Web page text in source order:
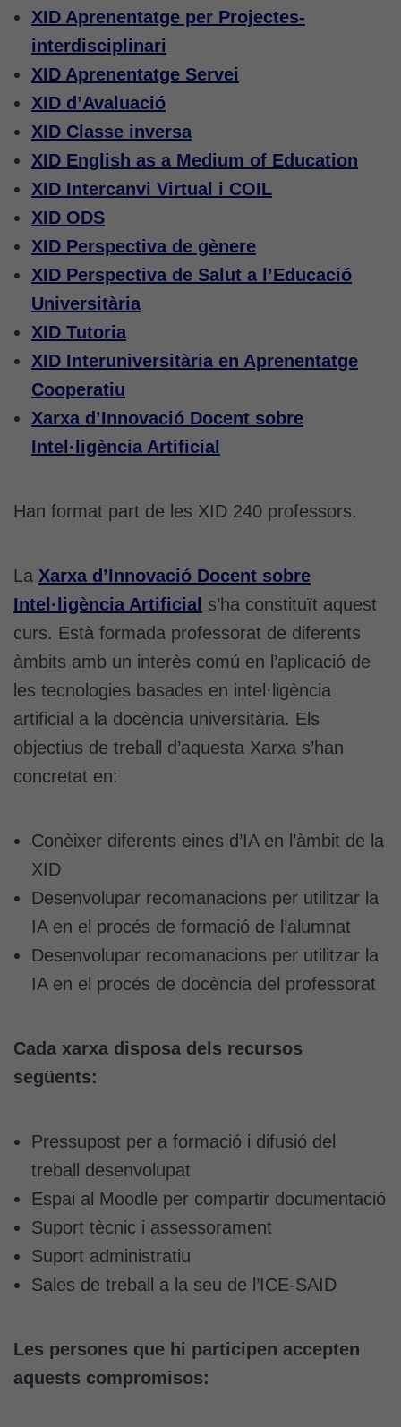
XID Aprenentatge per Projectes-
interdisciplinari
XID Aprenentatge Servei
XID d’Avaluació
XID Classe inversa
XID English as a Medium of Education
XID Intercanvi Virtual i COIL
XID ODS
XID Perspectiva de gènere
XID Perspectiva de Salut a l’Educació
Universitària
XID Tutoria
XID Interuniversitària en Aprenentatge
Cooperatiu
Xarxa d’Innovació Docent sobre
Intel·ligència Artificial
Han format part de les XID 240 professors.
La Xarxa d’Innovació Docent sobre
Intel·ligència Artificial s’ha constituït aquest
curs. Està formada professorat de diferents
àmbits amb un interès comú en l’aplicació de
les tecnologies basades en intel·ligència
artificial a la docència universitària. Els
objectius de treball d’aquesta Xarxa s’han
concretat en:
Conèixer diferents eines d’IA en l’àmbit de la
XID
Desenvolupar recomanacions per utilitzar la
IA en el procés de formació de l’alumnat
Desenvolupar recomanacions per utilitzar la
IA en el procés de docència del professorat
Cada xarxa disposa dels recursos
següents:
Pressupost per a formació i difusió del
treball desenvolupat
Espai al Moodle per compartir documentació
Suport tècnic i assessorament
Suport administratiu
Sales de treball a la seu de l’ICE-SAID
Les persones que hi participen accepten
aquests compromisos:
cookies no
opcionals.
Són
necessàries
perquè el
lloc web
funcioni.
Cookies
Google
puguem
millorar la
del lloc
com aquest
lloc web